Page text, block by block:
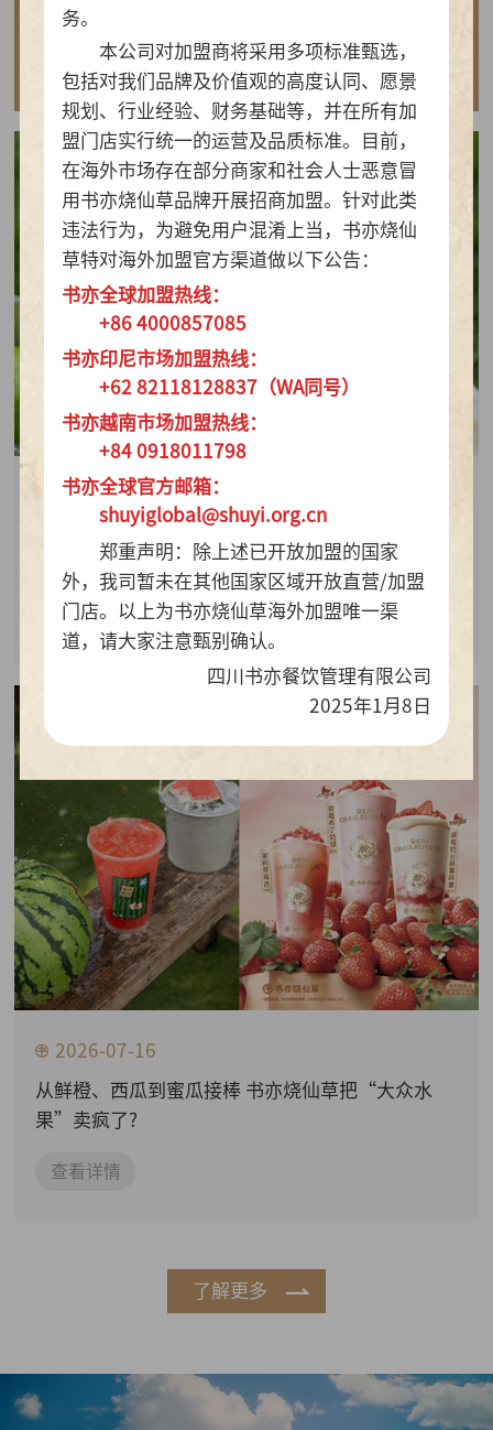
下2026新茶饮TOP10
查看详情
2026-07-28
质价比持续热销
查看详情
2026-07-16
从鲜橙、西瓜到蜜瓜接棒 书亦烧仙草把“大众水
果”卖疯了?
查看详情
了解更多
务。
本公司对加盟商将采用多项标准甄选，
包括对我们品牌及价值观的高度认同、愿景
规划、行业经验、财务基础等，并在所有加
盟门店实行统一的运营及品质标准。目前，
在海外市场存在部分商家和社会人士恶意冒
用书亦烧仙草品牌开展招商加盟。针对此类
违法行为，为避免用户混淆上当，书亦烧仙
草特对海外加盟官方渠道做以下公告：
书亦全球加盟热线：
+86 4000857085
书亦印尼市场加盟热线：
+62 82118128837（WA同号）
书亦越南市场加盟热线：
+84 0918011798
书亦全球官方邮箱：
shuyiglobal@shuyi.org.cn
郑重声明：除上述已开放加盟的国家
外，我司暂未在其他国家区域开放直营/加盟
门店。以上为书亦烧仙草海外加盟唯一渠
道，请大家注意甄别确认。
四川书亦餐饮管理有限公司
2025年1月8日